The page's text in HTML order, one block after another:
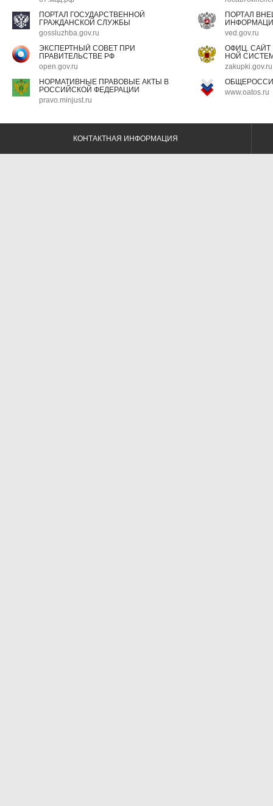
ПОРТАЛ ГОСУДАРСТВЕННОЙ
ГРАЖДАНСКОЙ СЛУЖБЫ
gossluzhba.gov.ru
ПОРТАЛ
ved.gov.ru
ЭКСПЕРТНЫЙ СОВЕТ ПРИ
ПРАВИТЕЛЬСТВЕ РФ
open.gov.ru
ОФИЦ.
НОЙ
zakupki.gov.ru
НОРМАТИВНЫЕ ПРАВОВЫЕ АКТЫ В
РОССИЙСКОЙ ФЕДЕРАЦИИ
pravo.minjust.ru
www.oatos.ru
КОНТАКТНАЯ ИНФОРМАЦИЯ